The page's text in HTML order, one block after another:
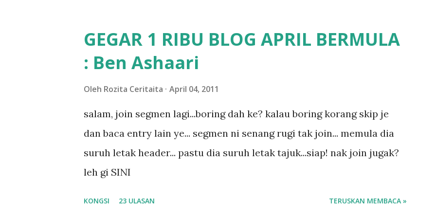
sapa pun masa tu.. bila fikir-fikirkan balik terasa jugak masa alahai
teruknya kami sebagai ibubapa.. dan kami terasa jugak semakin teruk
bila abg long dah masuk 2 tahun kat salah satu tadika swasta ni.. tapi
GEGAR 1 RIBU BLOG APRIL BERMULA
: Ben Ashaari
Oleh Rozita Ceritaita April 04, 2011
salam, join segmen lagi...boring dah ke? kalau boring korang skip je
dan baca entry lain ye... segmen ni senang rugi tak join... memula dia
suruh letak header... pastu dia suruh letak tajuk...siap! nak join jugak?
leh gi SINI
KONGSI 23 ULASAN TERUSKAN MEMBACA »